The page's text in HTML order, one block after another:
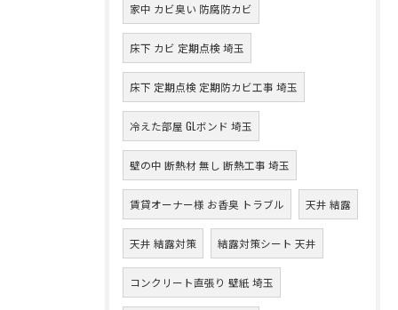
家中 カビ臭い 防腐防カビ
床下 カビ 定期点検 埼玉
床下 定期点検 定期防カビ工事 埼玉
冷えた部屋 GLボンド 埼玉
壁の中 断熱材 無し 断熱工事 埼玉
賃貸オーナー様 お香臭 トラブル 天井 結露
天井 結露対策 結露対策シート 天井
コンクリート直張り 壁紙 埼玉